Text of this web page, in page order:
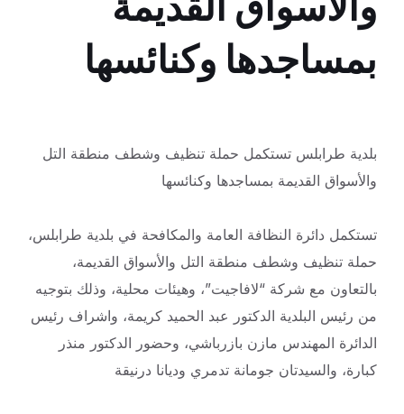
بمساجدها وكنائسها
بلدية طرابلس تستكمل حملة تنظيف وشطف منطقة التل
والأسواق القديمة بمساجدها وكنائسها
تستكمل دائرة النظافة العامة والمكافحة في بلدية طرابلس،
حملة تنظيف وشطف منطقة التل والأسواق القديمة،
بالتعاون مع شركة “لافاجيت”، وهيئات محلية، وذلك بتوجيه
من رئيس البلدية الدكتور عبد الحميد كريمة، واشراف رئيس
الدائرة المهندس مازن بازرباشي، وحضور الدكتور منذر
كبارة، والسيدتان جومانة تدمري وديانا درنيقة